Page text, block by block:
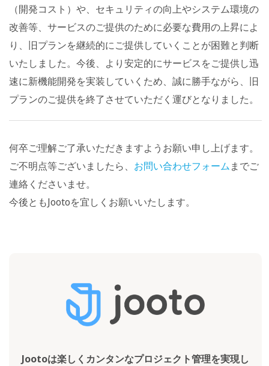
（開発コスト）や、セキュリティの向上やシステム環境の
改善等、サービスのご提供のために必要な費用の上昇によ
り、旧プランを継続的にご提供していくことが困難と判断
いたしました。今後、より安定的にサービスをご提供し迅
速に新機能開発を実装していくため、誠に勝手ながら、旧
プランのご提供を終了させていただく運びとなりました。
何卒ご理解ご了承いただきますようお願い申し上げます。
ご不明点等ございましたら、 お問い合わせフォームまでご
連絡くださいませ。
今後ともJootoを宜しくお願いいたします。
Jootoは楽しくカンタンなプロジェクト管理を実現し